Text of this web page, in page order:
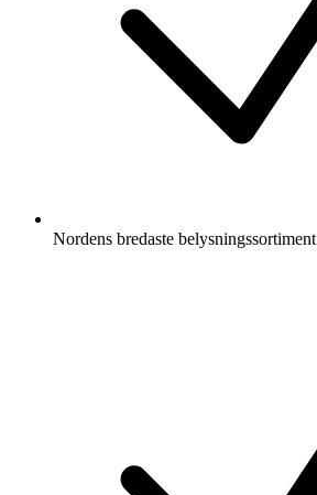
Nordens bredaste belysningssortiment